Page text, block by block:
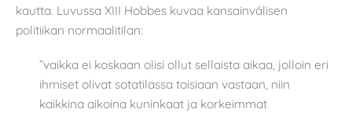
kautta. Luvussa XIII Hobbes kuvaa kansainvälisen
politiikan normaalitilan:
”vaikka ei koskaan olisi ollut sellaista aikaa, jolloin eri
ihmiset olivat sotatilassa toisiaan vastaan, niin
kaikkina aikoina kuninkaat ja korkeimmat